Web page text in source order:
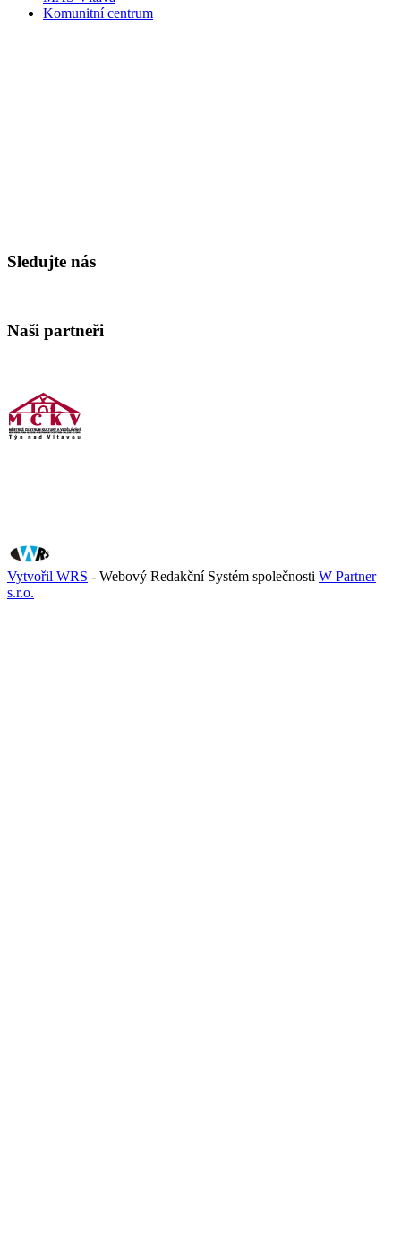
Komunitní centrum
Sledujte nás
Naši partneři
Vytvořil WRS - Webový Redakční Systém společnosti W Partner
s.r.o.